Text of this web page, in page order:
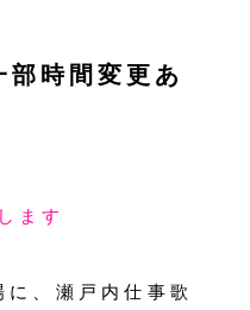
時間変更あ
ます
、瀬戸内仕事歌